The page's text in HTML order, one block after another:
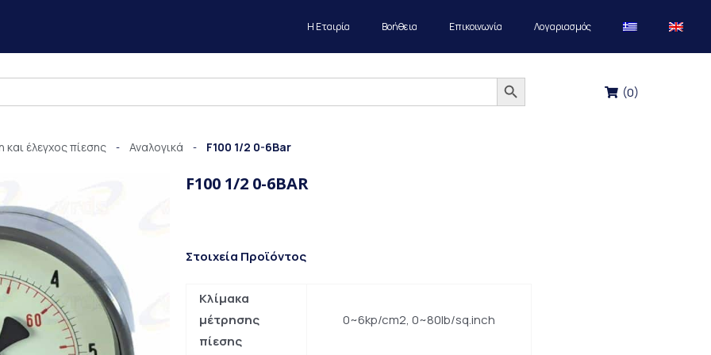
Η Εταιρία Βοήθεια Επικοινωνία Λογαριασμός
Search Button
(0)
έλεγχος πίεσης - Αναλογικά - F100 1/2 0-6Bar
F100 1/2 0-6BAR
Στοιχεία Προϊόντος
Κλίμακα
μέτρησης
πίεσης
0~6kp/cm2, 0~80lb/sq.inch